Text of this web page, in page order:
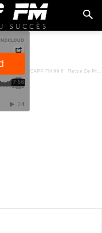
CAPP FM 99.6 · Revue De Presse Fon - 10 Août 2023